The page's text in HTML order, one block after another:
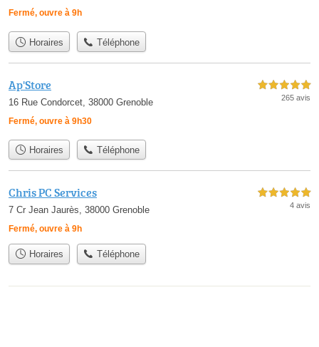
Fermé, ouvre à 9h
Horaires Téléphone
Ap'Store
16 Rue Condorcet, 38000 Grenoble
Fermé, ouvre à 9h30
5,0 étoiles sur 5
265 avis
Horaires Téléphone
Chris PC Services
7 Cr Jean Jaurès, 38000 Grenoble
Fermé, ouvre à 9h
5,0 étoiles sur 5
4 avis
Horaires Téléphone